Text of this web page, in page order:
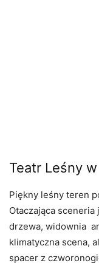
Teatr Leśny
Piękny leśny teren
Otaczająca
drzewa, widownia
klimatyczna scena,
spacer z